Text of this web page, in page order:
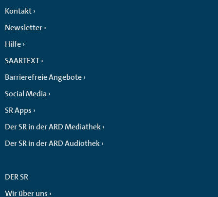
Kontakt
Newsletter
Hilfe
SAARTEXT
Barrierefreie Angebote
Social Media
SR Apps
Der SR in der ARD Mediathek
Der SR in der ARD Audiothek
DER SR
Wir über uns